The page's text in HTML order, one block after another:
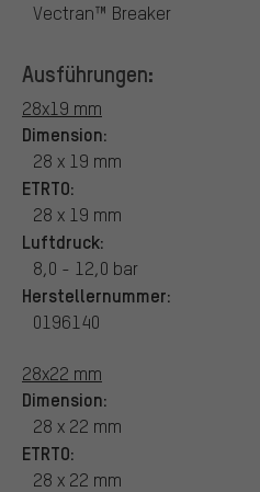
Vectran™ Breaker
Ausführungen:
28x19 mm
Dimension:
28 x 19 mm
ETRTO:
28 x 19 mm
Luftdruck:
8,0 - 12,0 bar
Herstellernummer:
0196140
28x22 mm
Dimension:
28 x 22 mm
ETRTO:
28 x 22 mm